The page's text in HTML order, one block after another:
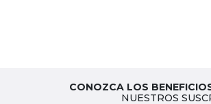
CONOZCA LOS
NUESTROS